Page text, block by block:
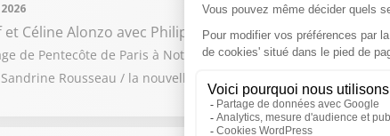
Céline Alonzo avec Philippe Darantière
de Pentecôte de Paris à Notre-Dame de Chartres du 23 au
Rousseau / la nouvelle saillie d'une députée LFI contre